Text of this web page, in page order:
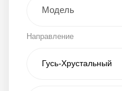
Направление